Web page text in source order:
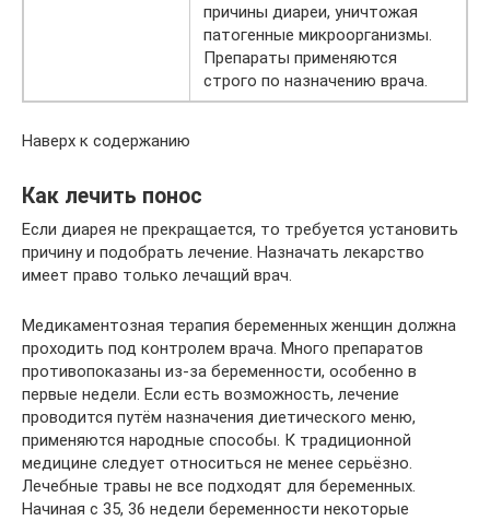
причины диареи, уничтожая
патогенные микроорганизмы.
Препараты применяются
строго по назначению врача.
Наверх к содержанию
Как лечить понос
Если диарея не прекращается, то требуется установить
причину и подобрать лечение. Назначать лекарство
имеет право только лечащий врач.
Медикаментозная терапия беременных женщин должна
проходить под контролем врача. Много препаратов
противопоказаны из-за беременности, особенно в
первые недели. Если есть возможность, лечение
проводится путём назначения диетического меню,
применяются народные способы. К традиционной
медицине следует относиться не менее серьёзно.
Лечебные травы не все подходят для беременных.
Начиная с 35, 36 недели беременности некоторые